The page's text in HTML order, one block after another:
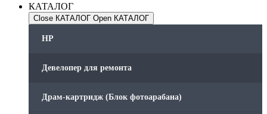
КАТАЛОГ
Close КАТАЛОГ Open КАТАЛОГ
HP
Девелопер для ремонта
Драм-картридж (Блок фотоарабана)